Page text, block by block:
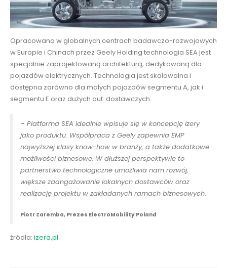
Opracowana w globalnych centrach badawczo-rozwojowych
w Europie i Chinach przez Geely Holding technologia SEA jest
specjalnie zaprojektowaną architekturą, dedykowaną dla
pojazdów elektrycznych. Technologia jest skalowalna i
dostępna zarówno dla małych pojazdów segmentu A, jak i
segmentu E oraz dużych aut dostawczych.
– Platforma SEA idealnie wpisuje się w koncepcję Izery
jako produktu. Współpraca z Geely zapewnia EMP
najwyższej klasy know-how w branży, a także dodatkowe
możliwości biznesowe. W dłuższej perspektywie to
partnerstwo technologiczne umożliwia nam rozwój,
większe zaangażowanie lokalnych dostawców oraz
realizację projektu w zakładanych ramach biznesowych.
Piotr Zaremba, Prezes ElectroMobility Poland
źródła: izera.pl